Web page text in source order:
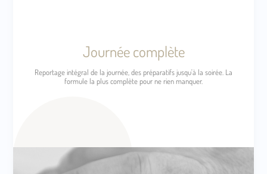
Journée complète
Reportage intégral de la journée, des préparatifs jusqu'à la soirée. La
formule la plus complète pour ne rien manquer.